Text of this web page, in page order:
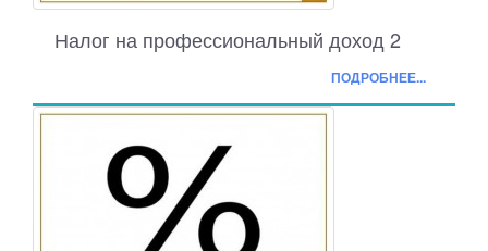
Налог на профессиональный доход 2
ПОДРОБНЕЕ...